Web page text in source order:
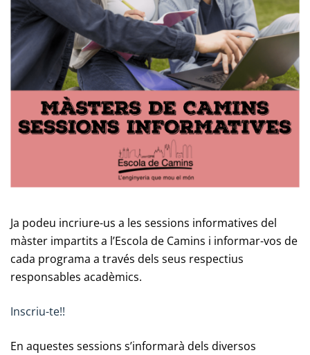
Ja podeu incriure-us a les sessions informatives del
màster impartits a l’Escola de Camins i informar-vos de
cada programa a través dels seus respectius
responsables acadèmics.
Inscriu-te!!
En aquestes sessions s’informarà dels diversos